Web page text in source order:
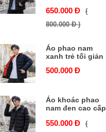
650.000 Đ
(
800.000 Đ )
Áo phao nam
xanh trẻ tối giản
500.000 Đ
Áo khoác phao
nam đen cao cấp
550.000 Đ
(